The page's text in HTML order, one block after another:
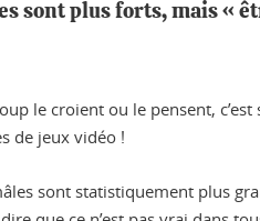
sont plus forts, mais «
le croient ou le pensent,
de jeux vidéo !
sont statistiquement plus